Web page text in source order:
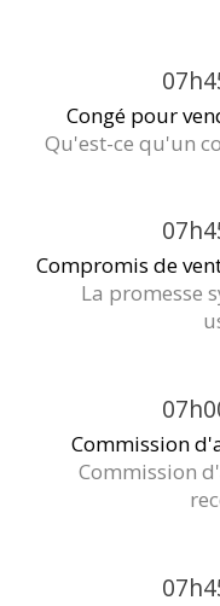
Congé pour
Qu'est-ce qu'un
Compromis de
La promesse
Commission
Commission